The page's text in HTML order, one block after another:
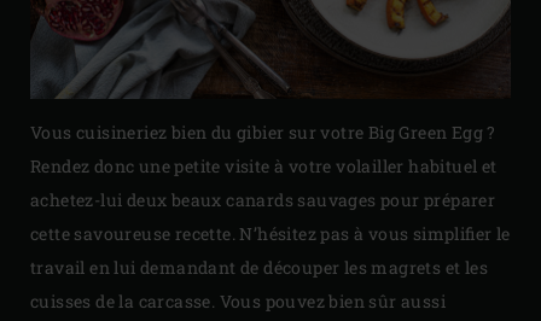
Vous cuisineriez bien du gibier sur votre Big Green Egg ?
Rendez donc une petite visite à votre volailler habituel et
achetez-lui deux beaux canards sauvages pour préparer
cette savoureuse recette. N’hésitez pas à vous simplifier le
travail en lui demandant de découper les magrets et les
cuisses de la carcasse. Vous pouvez bien sûr aussi